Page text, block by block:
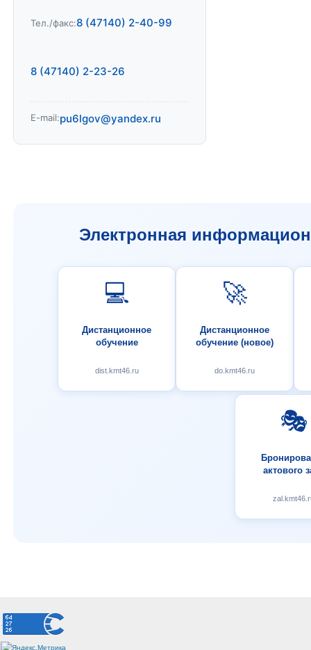
Тел./факс:8 (47140) 2-40-99
8 (47140) 2-23-26
E-mail:pu6lgov@yandex.ru
Электронная
💻
Дистанционное
обучение
dist.kmt46.ru
🚀
Дистанционное
обучение (новое)
do.kmt46.ru
🎭
актового